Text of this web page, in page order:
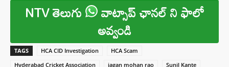
NTV తెలుగు వాట్సాప్ ఛానల్ ని ఫాలో
అవ్వండి
TAGS HCA CID Investigation
HCA Scam
Hyderabad Cricket Association
jagan mohan rao Sunil Kante